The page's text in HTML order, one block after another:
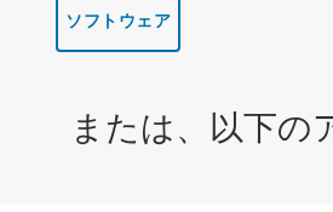
ソフトウェア
または、以下の